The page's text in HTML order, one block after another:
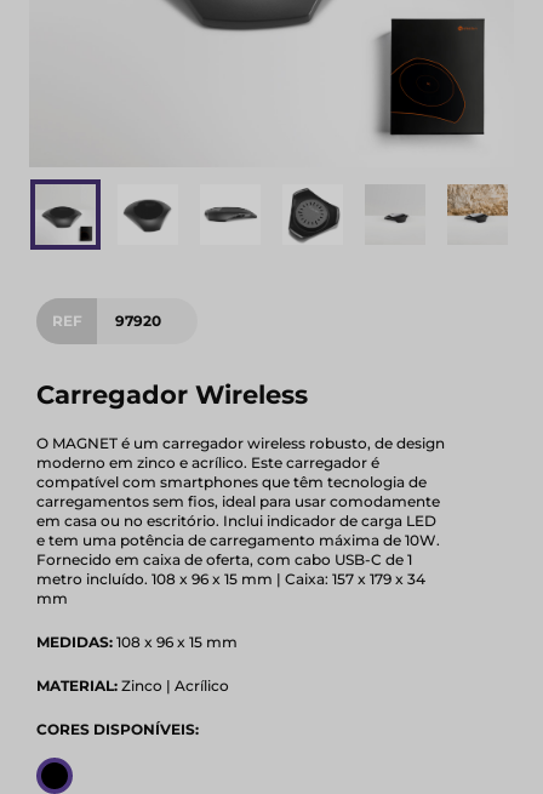
REF 97920
Carregador Wireless
O MAGNET é um carregador wireless robusto, de design
moderno em zinco e acrílico. Este carregador é
compatível com smartphones que têm tecnologia de
carregamentos sem fios, ideal para usar comodamente
em casa ou no escritório. Inclui indicador de carga LED
e tem uma potência de carregamento máxima de 10W.
Fornecido em caixa de oferta, com cabo USB-C de 1
metro incluído. 108 x 96 x 15 mm | Caixa: 157 x 179 x 34
mm
MEDIDAS: 108 x 96 x 15 mm
MATERIAL: Zinco | Acrílico
CORES DISPONÍVEIS: